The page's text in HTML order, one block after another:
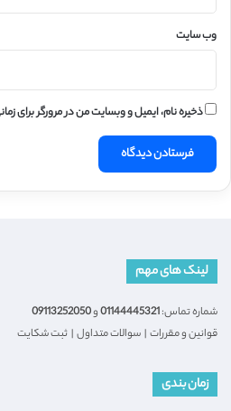
وب‌ سایت
ذخیره نام، ایمیل و وبسایت من در مرورگر برای
لینک های مهم
شماره تماس:01144445321و09113252050
قوانین و مقررات | سوالات متداول | ثبت شکایت
زمان بندی